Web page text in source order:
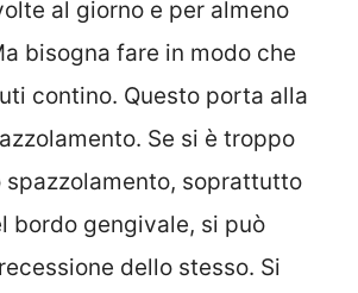
al giorno e per almeno
bisogna fare in modo che
contino. Questo porta alla
Se si è troppo
soprattutto
bordo gengivale, si può
dello stesso. Si